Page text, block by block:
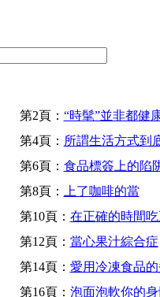
第2頁： “時髦”並非都健
第4頁： 所謂生活方式到
第6頁： 食品標簽上的陷
第8頁：
上了咖啡的當
第10頁： 在正確的時間
第12頁： 當心果汁綜合症
第14頁： 愛用冷凍食品
第16頁： 泡面泡軟你的身